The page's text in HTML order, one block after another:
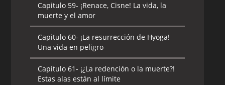
Capitulo 59- ¡Renace, Cisne! La vida, la
muerte y el amor
Capitulo 60- ¡La resurrección de Hyoga!
Una vida en peligro
Capitulo 61- ¡¿La redención o la muerte?!
Estas alas están al límite